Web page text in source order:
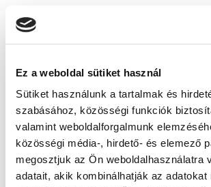
Ez a weboldal sütiket használ
Sütiket használunk a tartalmak és
szabásához, közösségi funkciók
valamint weboldalforgalmunk
közösségi média-, hirdető- és elemező
megosztjuk az Ön weboldalhasználatra
adatait, akik kombinálhatják az adatokat